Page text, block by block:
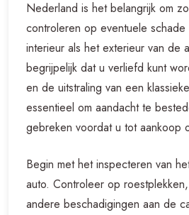
Nederland is het belangrijk om
controleren op eventuele
interieur als het exterieur van de
begrijpelijk dat u verliefd kunt
en de uitstraling van een
essentieel om aandacht te
gebreken voordat u tot aankoop
Begin met het inspecteren van
auto. Controleer op
andere beschadigingen aan de